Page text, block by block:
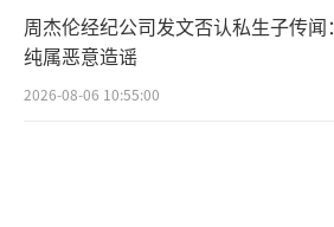
周杰伦经纪公司发文否认私生子传闻：
纯属恶意造谣
2026-08-06 10:55:00